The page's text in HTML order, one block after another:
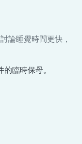
論睡覺時間更快，
臨時保母。